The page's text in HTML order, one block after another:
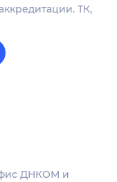
ТК,
ДНКОМ и